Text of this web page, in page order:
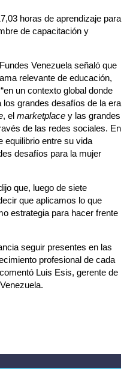
horas de aprendizaje para
de capacitación y
Venezuela señaló que
relevante de educación,
un contexto global donde
grandes desafíos de la era
, el marketplace y las grandes
de las redes sociales. En
equilibrio entre su vida
desafíos para la mujer
que, luego de siete
que aplicamos lo que
estrategia para hacer frente
seguir presentes en las
profesional de cada
Luis Esis, gerente de